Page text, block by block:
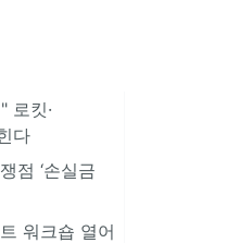
로킷·
다
점 ‘손실금
워크숍 열어